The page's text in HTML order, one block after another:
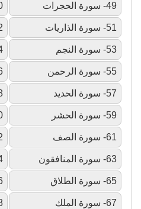
49- سورة الحجرات
51- سورة الذاريات
53- سورة النجم
55- سورة الرحمن
57- سورة الحديد 58-
59- سورة الحشر
61- سورة الصف
63- سورة المنافقون
65- سورة الطلاق
67- سورة الملك